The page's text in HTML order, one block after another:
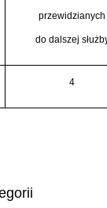
przewidzianych
do dalszej
4